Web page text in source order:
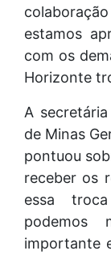
estamos
com os
Horizonte
A
de Minas
pontuou
receber os
essa
podemos
importante